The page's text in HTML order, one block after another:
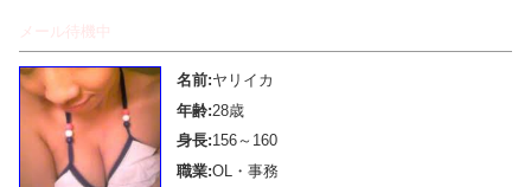
メール待機中
名前:ヤリイカ
年齢:28歳
身長:156～160
職業:OL・事務